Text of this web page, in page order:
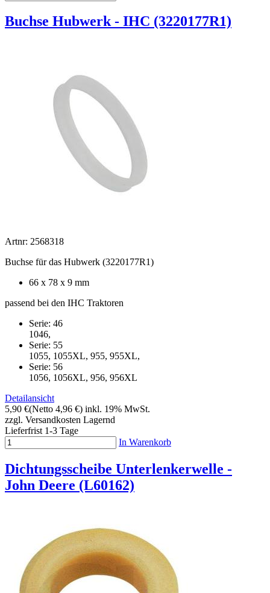
Buchse Hubwerk - IHC (3220177R1)
Artnr: 2568318
Buchse für das Hubwerk (3220177R1)
66 x 78 x 9 mm
passend bei den IHC Traktoren
Serie: 46
1046,
Serie: 55
1055, 1055XL, 955, 955XL,
Serie: 56
1056, 1056XL, 956, 956XL
Detailansicht
5,90 €(Netto 4,96 €) inkl. 19% MwSt.
zzgl. Versandkosten Lagernd
Lieferfrist 1-3 Tage
In Warenkorb
Dichtungsscheibe Unterlenkerwelle -
John Deere (L60162)